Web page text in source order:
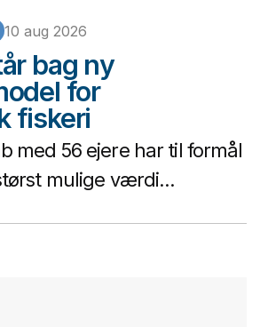
10 aug 2026
bag ny
for
fiskeri
med 56 ejere har til formål
mulige værdi...